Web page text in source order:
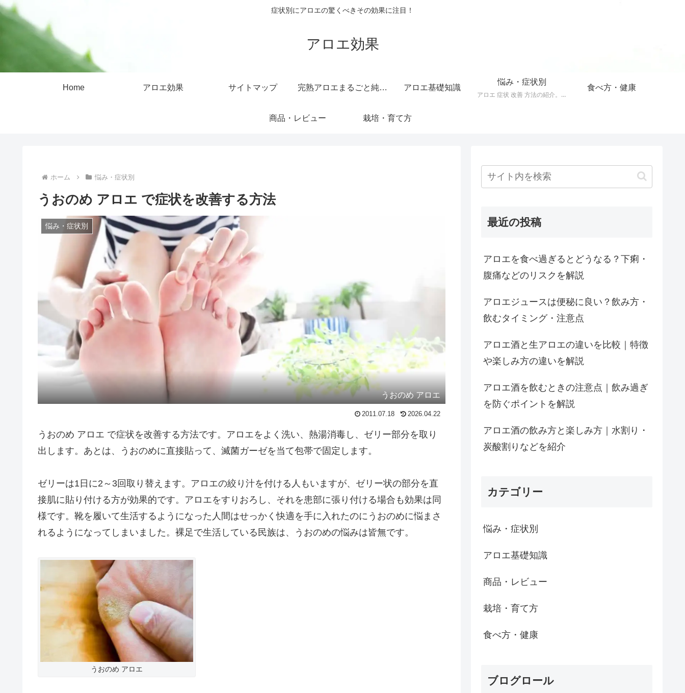
症状別にアロエの驚くべきその効果に注目！
アロエ効果
Home アロエ効果 サイトマップ 完熟アロエまるごと純しぼり 純度 100 ％ 無添加 原液 ジュース アロエ基礎知識
悩み・症状別
アロエ 症状 改善 方法の紹介。40以上の症状をアロエで改善する方法。
食べ方・健康
商品・レビュー 栽培・育て方
ホーム 悩み・症状別
うおのめ アロエ で症状を改善する方法
悩み・症状別
うおのめ アロエ
2011.07.18 2026.04.22
うおのめ アロエ で症状を改善する方法です。アロエをよく洗い、熱湯消毒し、ゼリー部分を取り
出します。あとは、うおのめに直接貼って、滅菌ガーゼを当て包帯で固定します。
ゼリーは1日に2～3回取り替えます。アロエの絞り汁を付ける人もいますが、ゼリー状の部分を直
接肌に貼り付ける方が効果的です。アロエをすりおろし、それを患部に張り付ける場合も効果は同
様です。靴を履いて生活するようになった人間はせっかく快適を手に入れたのにうおのめに悩まさ
れるようになってしまいました。裸足で生活している民族は、うおのめの悩みは皆無です。
うおのめ アロエ
最近の投稿
アロエを食べ過ぎるとどうなる？下痢・
腹痛などのリスクを解説
アロエジュースは便秘に良い？飲み方・
飲むタイミング・注意点
アロエ酒と生アロエの違いを比較｜特徴
や楽しみ方の違いを解説
アロエ酒を飲むときの注意点｜飲み過ぎ
を防ぐポイントを解説
アロエ酒の飲み方と楽しみ方｜水割り・
炭酸割りなどを紹介
カテゴリー
悩み・症状別
アロエ基礎知識
商品・レビュー
栽培・育て方
食べ方・健康
ブログロール